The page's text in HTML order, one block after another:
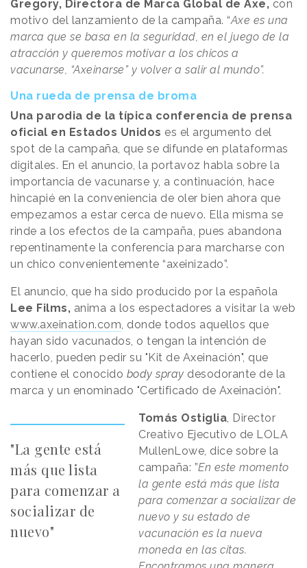
Gregory, Directora de Marca Global de Axe, con
motivo del lanzamiento de la campaña. “Axe es una
marca que se basa en la seguridad, en el juego de la
atracción y queremos motivar a los chicos a
vacunarse, “Axeinarse” y volver a salir al mundo”.
Una rueda de prensa de broma
Una parodia de la típica conferencia de prensa
oficial en Estados Unidos es el argumento del
spot de la campaña, que se difunde en plataformas
digitales. En el anuncio, la portavoz habla sobre la
importancia de vacunarse y, a continuación, hace
hincapié en la conveniencia de oler bien ahora que
empezamos a estar cerca de nuevo. Ella misma se
rinde a los efectos de la campaña, pues abandona
repentinamente la conferencia para marcharse con
un chico convenientemente “axeinizado”.
El anuncio, que ha sido producido por la española
Lee Films, anima a los espectadores a visitar la web
www.axeination.com, donde todos aquellos que
hayan sido vacunados, o tengan la intención de
hacerlo, pueden pedir su "Kit de Axeinación", que
contiene el conocido body spray desodorante de la
marca y un enominado "Certificado de Axeinación".
"La gente está
más que lista
para comenzar a
socializar de
nuevo"
Tomás Ostiglia, Director
Creativo Ejecutivo de LOLA
MullenLowe, dice sobre la
campaña: ”En este momento
la gente está más que lista
para comenzar a socializar de
nuevo y su estado de
vacunación es la nueva
moneda en las citas.